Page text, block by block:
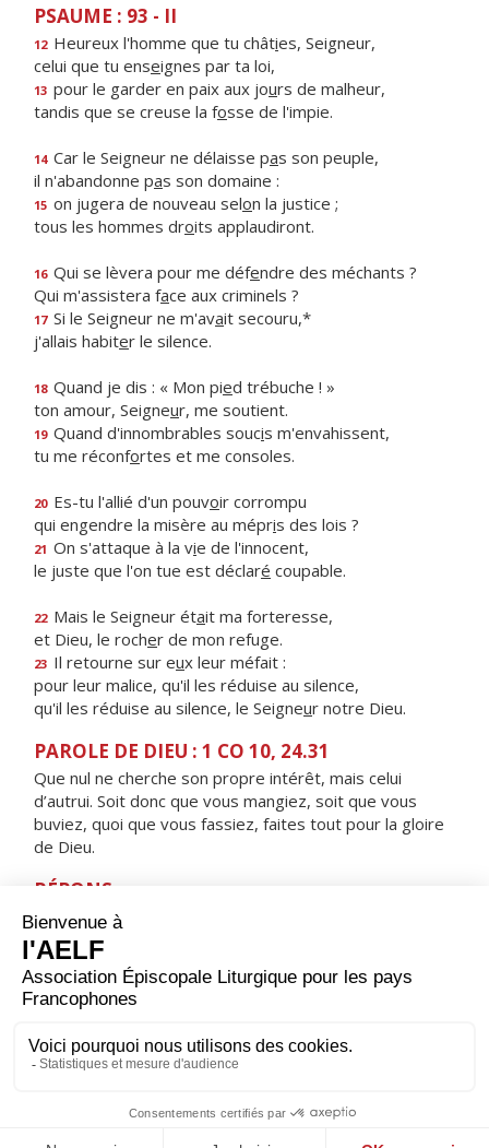
PSAUME : 93 - II
12 Heureux l'homme que tu châties, Seigneur,
celui que tu enseignes par ta loi,
13 pour le garder en paix aux jours de malheur,
tandis que se creuse la fosse de l'impie.
14 Car le Seigneur ne délaisse pas son peuple,
il n'abandonne pas son domaine :
15 on jugera de nouveau selon la justice ;
tous les hommes droits applaudiront.
16 Qui se lèvera pour me défendre des méchants ?
Qui m'assistera face aux criminels ?
17 Si le Seigneur ne m'avait secouru,*
j'allais habiter le silence.
18 Quand je dis : « Mon pied trébuche ! »
ton amour, Seigneur, me soutient.
19 Quand d'innombrables soucis m'envahissent,
tu me réconfortes et me consoles.
20 Es-tu l'allié d'un pouvoir corrompu
qui engendre la misère au mépris des lois ?
21 On s'attaque à la vie de l'innocent,
le juste que l'on tue est déclaré coupable.
22 Mais le Seigneur était ma forteresse,
et Dieu, le rocher de mon refuge.
23 Il retourne sur eux leur méfait :
pour leur malice, qu'il les réduise au silence,
qu'il les réduise au silence, le Seigneur notre Dieu.
PAROLE DE DIEU : 1 CO 10, 24.31
Que nul ne cherche son propre intérêt, mais celui
d’autrui. Soit donc que vous mangiez, soit que vous
buviez, quoi que vous fassiez, faites tout pour la gloire
de Dieu.
RÉPONS
V/ Qu'il est bon de rendre grâce au Seigneur,
de chanter pour ton nom, Dieu Très-Haut.
ORAISON
Dieu qui as révélé au monde que les artisans de paix
cette justice qui seule peut garantir aux hommes une